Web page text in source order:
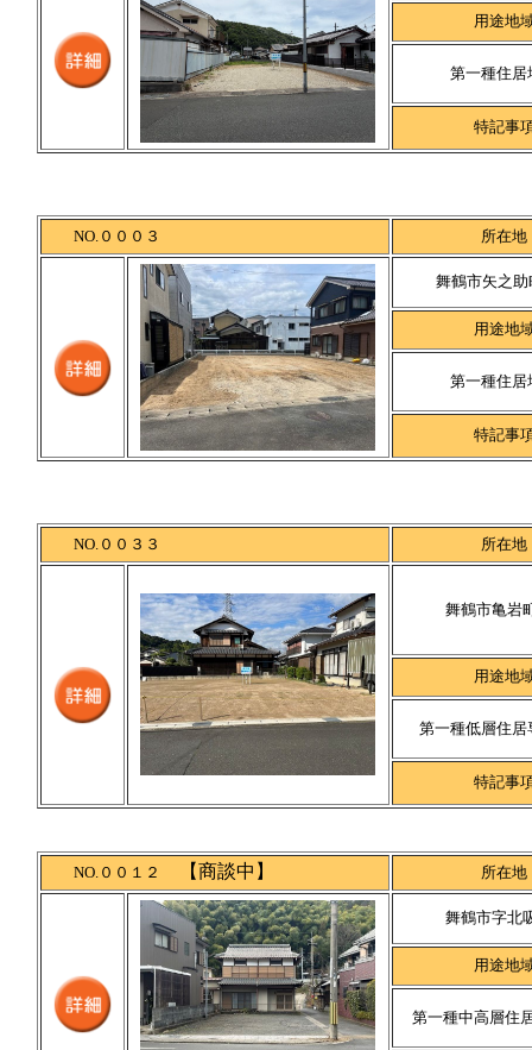
用途地
第一種住居
特記事
NO.０００３ 所在地
舞鶴市矢之助
用途地
第一種住居
特記事
NO.００３３ 所在地
舞鶴市亀岩
用途地
第一種低層住居
特記事
NO.００１２ 【商談中】 所在地
舞鶴市字北
用途地
第一種中高層住